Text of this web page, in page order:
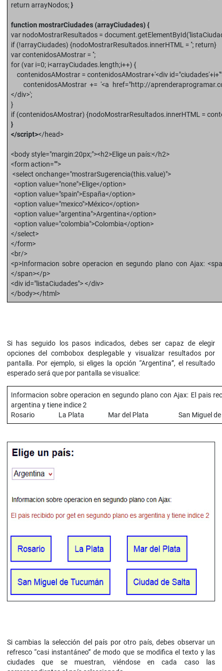
return arrayNodos;}
function mostrarCiudades (arrayCiudades) {
var nodoMostrarResultados =
if (!arrayCiudades) {nodoMostrarResultados.innerHTML = ''; return}
var contenidosAMostrar = '';
for (var i=0; i<arrayCiudades.length;i++) {
contenidosAMostrar = contenidosAMostrar+'<div
contenidosAMostrar += '<a href="http://
</div>';
}
if (contenidosAMostrar) {nodoMostrarResultados.innerHTML =
}
</script></head>
<body style="margin:20px;"><h2>Elige un país:</h2>
<form action="">
<select onchange="mostrarSugerencia(this.value)">
<option value="none">Elige</option>
<option value="spain">España</option>
<option value="mexico">México</option>
<option value="argentina">Argentina</option>
<option value="colombia">Colombia</option>
</select>
</form>
<br/>
<p>Informacion sobre operacion en segundo plano con Ajax:
</span></p>
<div id="listaCiudades"> </div>
</body></html>
Si has seguido los pasos indicados, debes ser capaz de elegir
opciones del combobox desplegable y visualizar resultados por
pantalla. Por ejemplo, si eliges la opción “Argentina”, el resultado
esperado será que por pantalla se visualice:
Informacion sobre operacion en segundo plano con Ajax: El pais
argentina y tiene indice 2
Rosario La Plata Mar del Plata San Miguel de
Si cambias la selección del país por otro país, debes observar un
refresco “casi instantáneo” de modo que se modifica el texto y las
ciudades que se muestran, viéndose en cada caso las